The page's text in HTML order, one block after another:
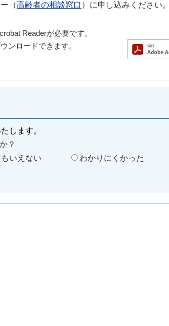
（高齢者の相談窓口 ）に申し込みください。
Readerが必要です。
ンロードできます。
します。
？
いえない わかりにくかった